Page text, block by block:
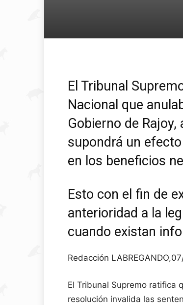
El Tribunal
Nacional que
Gobierno de
supondrá un
en los beneficios
Esto con el fin de
anterioridad a la
cuando existan
Redacción
El Tribunal Supremo ratifica
resolución invalida las